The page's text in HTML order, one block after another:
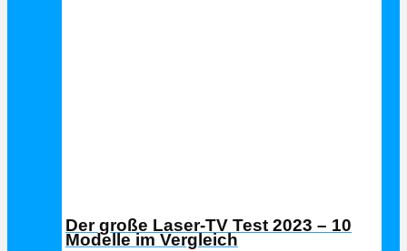
Der große Laser-TV Test 2023 – 10
Modelle im Vergleich